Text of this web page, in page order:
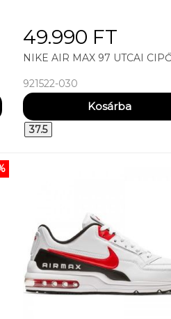
49.990 FT
NIKE AIR MAX 97 UTCAI
921522-030
37.5